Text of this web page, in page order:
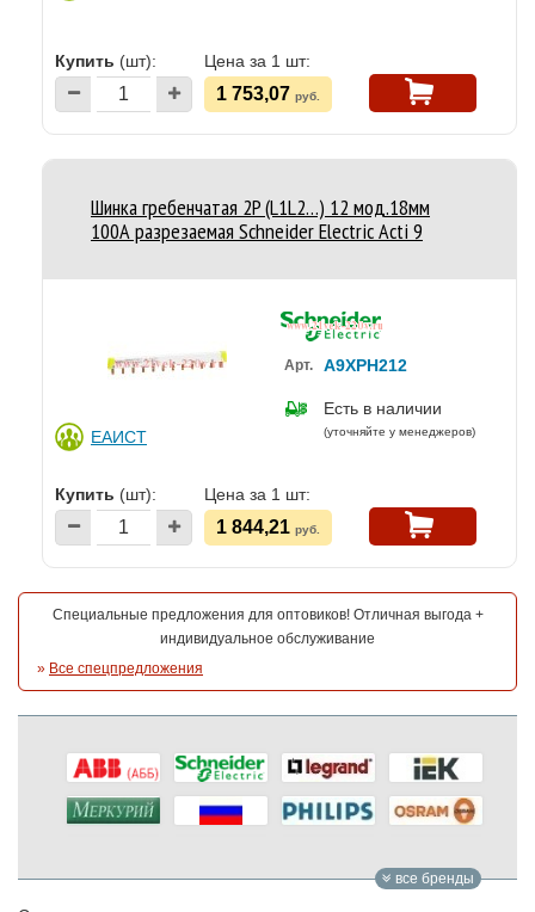
Купить (шт): Цена за 1 шт:
1 753,07 руб.
Шинка гребенчатая 2P (L1L2…) 12 мод.18мм
100А разрезаемая Schneider Electric Acti 9
ЕАИСТ
Арт. A9XPH212
Есть в наличии
(уточняйте у менеджеров)
Купить (шт): Цена за 1 шт:
1 844,21 руб.
Специальные предложения для оптовиков! Отличная выгода +
индивидуальное обслуживание
» Все спецпредложения
все бренды